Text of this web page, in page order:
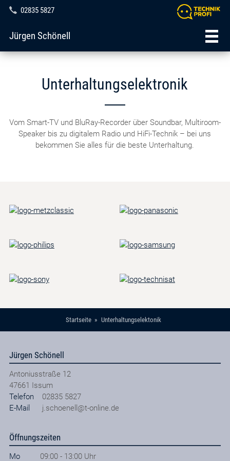
02835 5827
Jürgen Schönell
Unterhaltungselektronik
Vom Smart-TV und BluRay-Recorder über Soundbar, Multiroom-
Speaker bis zu digitalem Radio und HiFi-Technik – bei uns
bekommen Sie alles für die beste Unterhaltung.
Startseite Unterhaltungselektonik
Jürgen Schönell
Antoniusstraße 12
47661 Issum
Telefon
02835 5827
E-Mail
j.schoenell@t-online.de
Öffnungszeiten
Mo 09:00 - 13:00 Uhr